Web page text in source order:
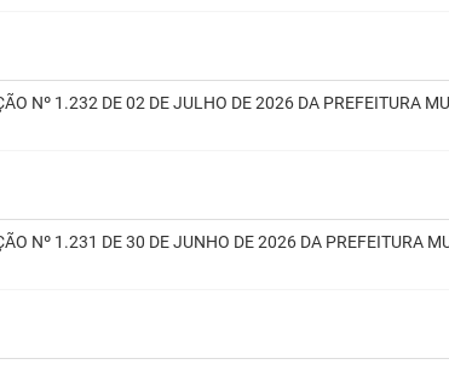
Nº 1.232 DE 02 DE JULHO DE 2026 DA PREFEITURA
Nº 1.231 DE 30 DE JUNHO DE 2026 DA PREFEITURA